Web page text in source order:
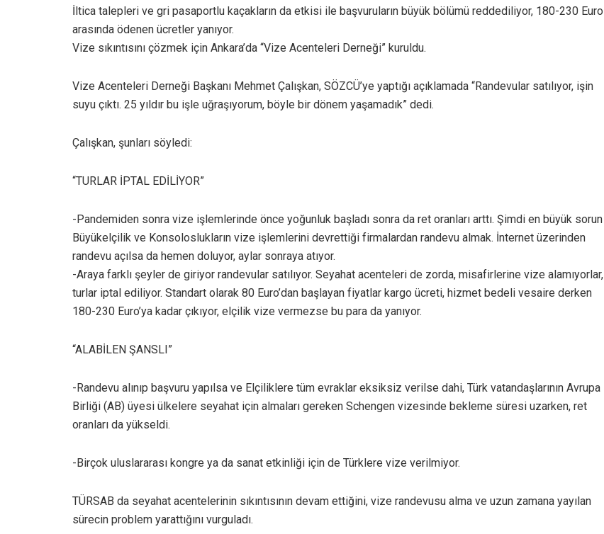
İltica talepleri ve gri pasaportlu kaçakların da etkisi ile başvuruların büyük bölümü reddediliyor, 180-230 Euro
arasında ödenen ücretler yanıyor.
Vize sıkıntısını çözmek için Ankara’da “Vize Acenteleri Derneği” kuruldu.
Vize Acenteleri Derneği Başkanı Mehmet Çalışkan, SÖZCÜ’ye yaptığı açıklamada “Randevular satılıyor, işin
suyu çıktı. 25 yıldır bu işle uğraşıyorum, böyle bir dönem yaşamadık” dedi.
Çalışkan, şunları söyledi:
“TURLAR İPTAL EDİLİYOR”
-Pandemiden sonra vize işlemlerinde önce yoğunluk başladı sonra da ret oranları arttı. Şimdi en büyük sorun
Büyükelçilik ve Konsoloslukların vize işlemlerini devrettiği firmalardan randevu almak. İnternet üzerinden
randevu açılsa da hemen doluyor, aylar sonraya atıyor.
-Araya farklı şeyler de giriyor randevular satılıyor. Seyahat acenteleri de zorda, misafirlerine vize alamıyorlar,
turlar iptal ediliyor. Standart olarak 80 Euro’dan başlayan fiyatlar kargo ücreti, hizmet bedeli vesaire derken
180-230 Euro’ya kadar çıkıyor, elçilik vize vermezse bu para da yanıyor.
“ALABİLEN ŞANSLI”
-Randevu alınıp başvuru yapılsa ve Elçiliklere tüm evraklar eksiksiz verilse dahi, Türk vatandaşlarının Avrupa
Birliği (AB) üyesi ülkelere seyahat için almaları gereken Schengen vizesinde bekleme süresi uzarken, ret
oranları da yükseldi.
-Birçok uluslararası kongre ya da sanat etkinliği için de Türklere vize verilmiyor.
TÜRSAB da seyahat acentelerinin sıkıntısının devam ettiğini, vize randevusu alma ve uzun zamana yayılan
sürecin problem yarattığını vurguladı.